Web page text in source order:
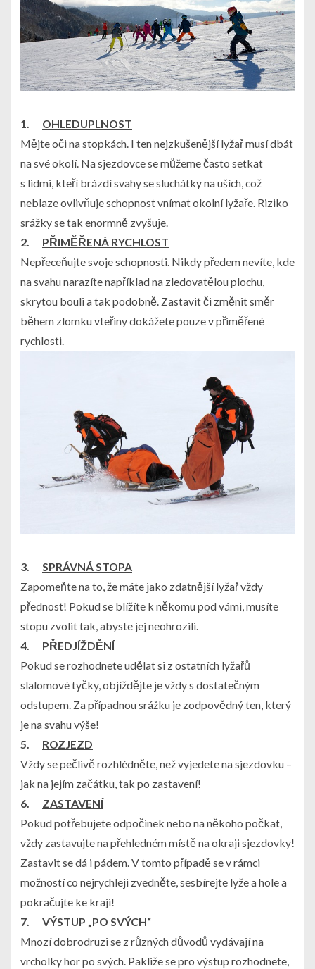
1. OHLEDUPLNOST
Mějte oči na stopkách. I ten nejzkušenější lyžař musí dbát
na své okolí. Na sjezdovce se můžeme často setkat
s lidmi, kteří brázdí svahy se sluchátky na uších, což
neblaze ovlivňuje schopnost vnímat okolní lyžaře. Riziko
srážky se tak enormně zvyšuje.
2. PŘIMĚŘENÁ RYCHLOST
Nepřeceňujte svoje schopnosti. Nikdy předem nevíte, kde
na svahu narazíte například na zledovatělou plochu,
skrytou bouli a tak podobně. Zastavit či změnit směr
během zlomku vteřiny dokážete pouze v přiměřené
rychlosti.
3. SPRÁVNÁ STOPA
Zapomeňte na to, že máte jako zdatnější lyžař vždy
přednost! Pokud se blížíte k někomu pod vámi, musíte
stopu zvolit tak, abyste jej neohrozili.
4. PŘEDJÍŽDĚNÍ
Pokud se rozhodnete udělat si z ostatních lyžařů
slalomové tyčky,objíždějte je vždy s dostatečným
odstupem. Za případnou srážku je zodpovědný ten, který
je na svahu výše!
5. ROZJEZD
Vždy se pečlivě rozhlédněte, než vyjedete na sjezdovku –
jak na jejím začátku, tak po zastavení!
6. ZASTAVENÍ
Pokud potřebujete odpočinek nebo na někoho počkat,
vždy zastavujte na přehledném místě na okraji sjezdovky!
Zastavit se dá i pádem. V tomto případě se v rámci
možností co nejrychleji zvedněte, sesbírejte lyže a hole a
pokračujte ke kraji!
7. VÝSTUP „PO SVÝCH“
Mnozí dobrodruzi se z různých důvodů vydávají na
vrcholky hor po svých. Pakliže se pro výstup rozhodnete,